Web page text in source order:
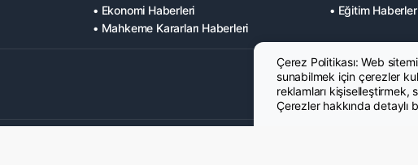
• Ekonomi Haberleri
• Eğitim
• Mahkeme Kararları Haberleri
Çerez Politikası: Web
sunabilmek için çerezler
reklamları kişiselleştirmek,
Çerezler hakkında detaylı